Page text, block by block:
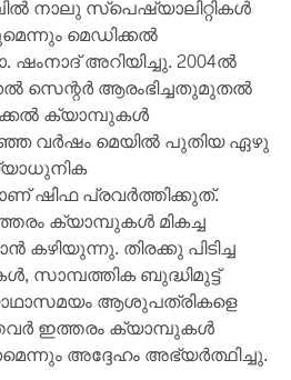
നാലു സ്‌പെഷ്യാലിറ്റികൾ
മെഡിക്കൽ
ഷംനാദ് അറിയിച്ചു. 2004ൽ
സെന്റർ ആരംഭിച്ചതുമുതൽ
ക്യാമ്പുകൾ
വർഷം മെയിൽ പുതിയ ഏഴു
ഷിഫ പ്രവർത്തിക്കുത്.
ക്യാമ്പുകൾ മികച്ച
കഴിയുന്നു. തിരക്കു പിടിച്ച
സാമ്പത്തിക ബുദ്ധിമുട്ട്
ആശുപത്രികളെ
ഇത്തരം ക്യാമ്പുകൾ
അദ്ദേഹം അഭ്യർത്ഥിച്ചു.